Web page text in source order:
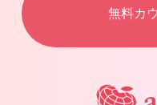
無料カ